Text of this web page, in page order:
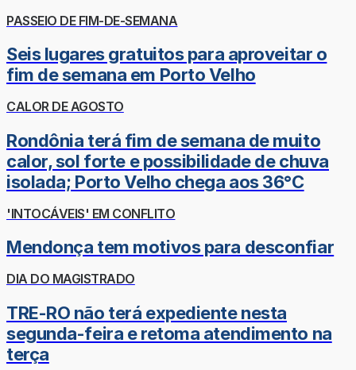
PASSEIO DE FIM-DE-SEMANA
Seis lugares gratuitos para aproveitar o
fim de semana em Porto Velho
CALOR DE AGOSTO
Rondônia terá fim de semana de muito
calor, sol forte e possibilidade de chuva
isolada; Porto Velho chega aos 36°C
'INTOCÁVEIS' EM CONFLITO
Mendonça tem motivos para desconfiar
DIA DO MAGISTRADO
TRE-RO não terá expediente nesta
segunda-feira e retoma atendimento na
terça